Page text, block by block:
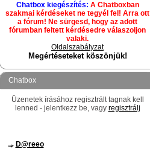
Chatbox kiegészítés: A Chatboxban
szakmai kérdéseket ne tegyél fel! Arra ott
a fórum! Ne sürgesd, hogy az adott
fórumban feltett kérdésedre válaszoljon
valaki.
Oldalszabályzat
Megértéseteket köszönjük!
Chatbox
Üzenetek írásához regisztrált tagnak kell
lenned - jelentkezz be, vagy regisztrálj
D@reeo